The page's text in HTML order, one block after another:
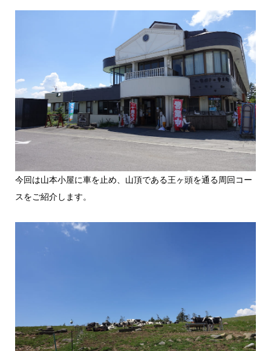
今回は山本小屋に車を止め、山頂である王ヶ頭を通る周回コー
スをご紹介します。